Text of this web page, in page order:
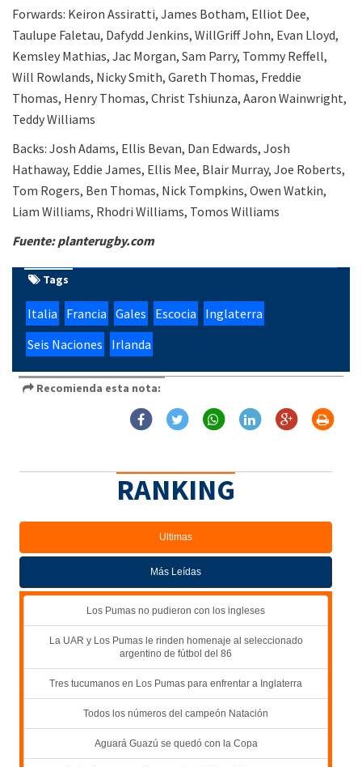
Forwards: Keiron Assiratti, James Botham, Elliot Dee,
Taulupe Faletau, Dafydd Jenkins, WillGriff John, Evan Lloyd,
Kemsley Mathias, Jac Morgan, Sam Parry, Tommy Reffell,
Will Rowlands, Nicky Smith, Gareth Thomas, Freddie
Thomas, Henry Thomas, Christ Tshiunza, Aaron Wainwright,
Teddy Williams
Backs: Josh Adams, Ellis Bevan, Dan Edwards, Josh
Hathaway, Eddie James, Ellis Mee, Blair Murray, Joe Roberts,
Tom Rogers, Ben Thomas, Nick Tompkins, Owen Watkin,
Liam Williams, Rhodri Williams, Tomos Williams
Fuente: planterugby.com
Tags
Italia Francia Gales Escocia
Inglaterra
Seis Naciones
Irlanda
Recomienda esta nota:
RANKING
Ultimas
Más Leídas
Los Pumas no pudieron con los ingleses
La UAR y Los Pumas le rinden homenaje al seleccionado
argentino de fútbol del 86
Tres tucumanos en Los Pumas para enfrentar a Inglaterra
Todos los números del campeón Natación
Aguará Guazú se quedó con la Copa